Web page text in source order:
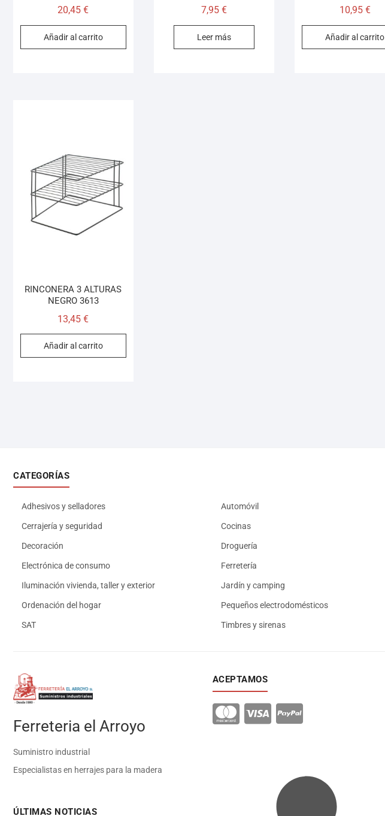
20,45€
Añadir al carrito
7,95€
Leer más
10,95 €
Añadir al carrito
RINCONERA 3 ALTURAS
NEGRO 3613
13,45€
Añadir al carrito
CATEGORÍAS
Adhesivos y selladores Automóvil
Cerrajería y seguridad Cocinas
Decoración Droguería
Electrónica de consumo Ferretería
Iluminación vivienda, taller y exterior Jardín y camping
Ordenación del hogar Pequeños electrodomésticos
SAT Timbres y sirenas
Ferreteria el Arroyo
Suministro industrial
Especialistas en herrajes para la madera
ÚLTIMAS NOTICIAS
ACEPTAMOS